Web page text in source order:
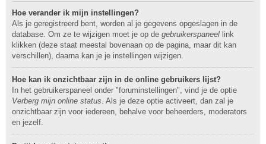
Hoe verander ik mijn instellingen?
Als je geregistreerd bent, worden al je gegevens opgeslagen in de
database. Om ze te wijzigen moet je op de gebruikerspaneel link
klikken (deze staat meestal bovenaan op de pagina, maar dit kan
verschillen), daarna kan je je instellingen wijzigen.
Hoe kan ik onzichtbaar zijn in de online gebruikers lijst?
In het gebruikerspaneel onder "foruminstellingen", vind je de optie
Verberg mijn online status. Als je deze optie activeert, dan zal je
onzichtbaar zijn voor iedereen, behalve voor beheerders, moderators
en jezelf.